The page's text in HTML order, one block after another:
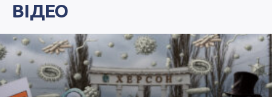
ВІДЕО